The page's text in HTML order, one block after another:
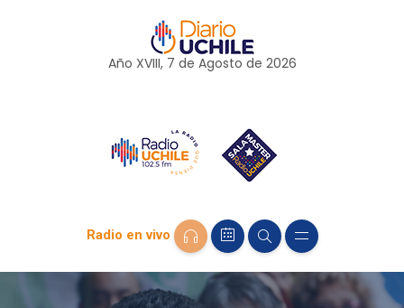
Año XVIII, 7 de Agosto de 2026
Radio en vivo